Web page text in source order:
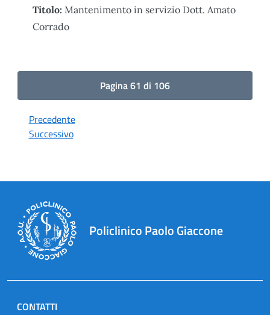
Titolo: Mantenimento in servizio Dott. Amato
Corrado
Pagina 61 di 106
Precedente
Successivo
Policlinico Paolo Giaccone
CONTATTI